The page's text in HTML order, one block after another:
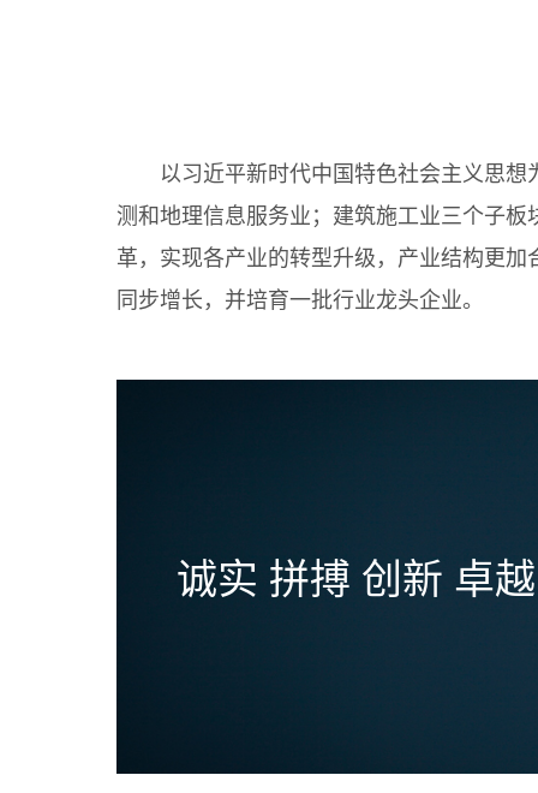
以习近平新时代中国特色社会主义思
测和地理信息服务业；建筑施工业三个子
革，实现各产业的转型升级，产业结构更
同步增长，并培育一批行业龙头企业。
诚实 拼搏 创新 卓越